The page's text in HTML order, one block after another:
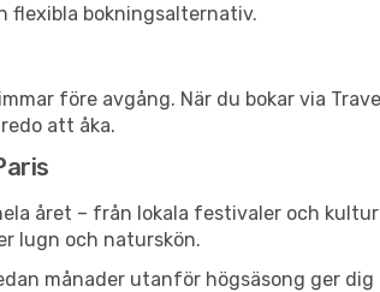
flexibla bokningsalternativ.
före avgång. När du bokar via
att åka.
året – från lokala festivaler och
lugn och naturskön.
månader utanför högsäsong ger